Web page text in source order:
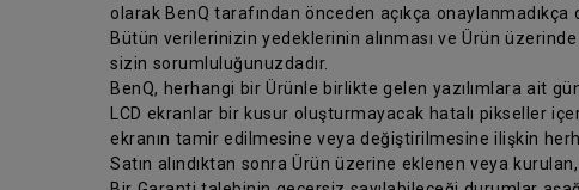
olarak BenQ tarafından önceden açıkça onaylanmadıkça
Bütün verilerinizin yedeklerinin alınması ve Ürün
sizin sorumluluğunuzdadır.
BenQ, herhangi bir Ürünle birlikte gelen yazılımlara ait
LCD ekranlar bir kusur oluşturmayacak hatalı pikseller
ekranın tamir edilmesine veya değiştirilmesine ilişkin
Satın alındıktan sonra Ürün üzerine eklenen veya